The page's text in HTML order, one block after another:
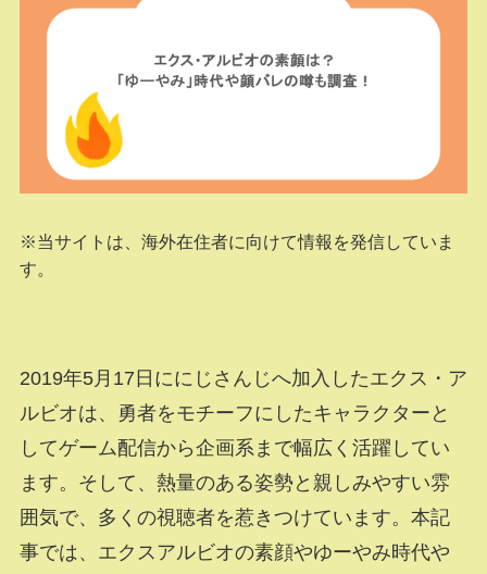
※当サイトは、海外在住者に向けて情報を発信していま
す。
2019年5月17日ににじさんじへ加入したエクス・ア
ルビオは、勇者をモチーフにしたキャラクターと
してゲーム配信から企画系まで幅広く活躍してい
ます。そして、熱量のある姿勢と親しみやすい雰
囲気で、多くの視聴者を惹きつけています。本記
事では、エクスアルビオの素顔やゆーやみ時代や